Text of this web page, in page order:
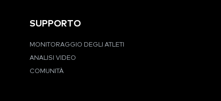
SUPPORTO
MONITORAGGIO DEGLI ATLETI
ANALISI VIDEO
COMUNITÀ